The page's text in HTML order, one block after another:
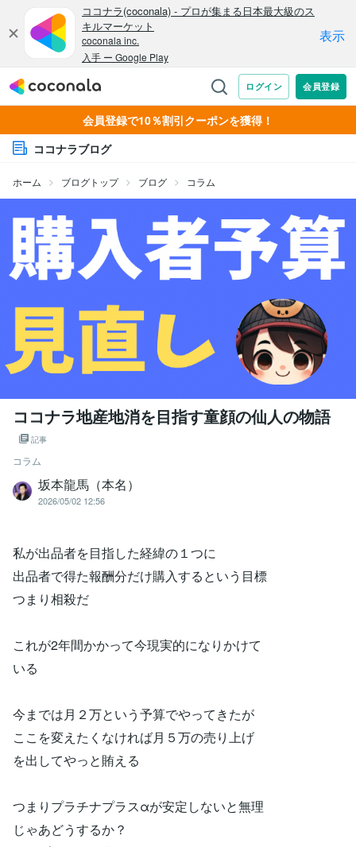
会員登録で10％割引クーポンを獲得！
ココナラブログ
ホーム ブログトップ ブログ コラム
ココナラ地産地消を目指す童顔の仙人の物語
記事
コラム
坂本龍馬（本名）
2026/05/02 12:56
私が出品者を目指した経緯の１つに
出品者で得た報酬分だけ購入するという目標
つまり相殺だ
これが2年間かかって今現実的になりかけて
いる
今までは月２万という予算でやってきたが
ここを変えたくなければ月５万の売り上げ
を出してやっと賄える
つまりプラチナプラスαが安定しないと無理
じゃあどうするか？